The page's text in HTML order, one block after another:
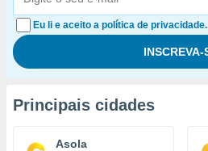
Eu li e aceito a política de privacidade.
Principais cidades
Asola